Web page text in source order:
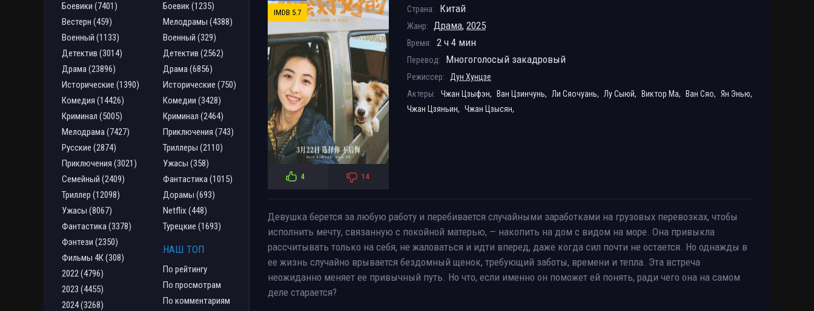
IMDB 5.7
4 14
Страна: Китай
Жанр: Драма, 2025
Время: 2 ч 4 мин
Перевод: Многоголосый закадровый
Режиссер:
Дун Хунцзе
Актеры:
Чжан Цзыфэн, Ван Цзинчунь, Ли Сяочуань, Лу Сыюй, Виктор Ма, Ван Сяо, Ян Энью,
Чжан Цзяньин, Чжан Цзысян,
Девушка берется за любую работу и перебивается случайными заработками на грузовых перевозках, чтобы
исполнить мечту, связанную с покойной матерью, — накопить на дом с видом на море. Она привыкла
рассчитывать только на себя, не жаловаться и идти вперед, даже когда сил почти не остается. Но однажды в
ее жизнь случайно врывается бездомный щенок, требующий заботы, времени и тепла. Эта встреча
неожиданно меняет ее привычный путь. Но что, если именно он поможет ей понять, ради чего она на самом
деле старается?
Боевики (7401)
Вестерн (459)
Военный (1133)
Детектив (3014)
Драма (23896)
Исторические (1390)
Комедия (14426)
Криминал (5005)
Мелодрама (7427)
Русские (2874)
Приключения (3021)
Семейный (2409)
Триллер (12098)
Ужасы (8067)
Фантастика (3378)
Фэнтези (2350)
Фильмы 4К (308)
2022 (4796)
2023 (4455)
2024 (3268)
Боевик (1235)
Мелодрамы (4388)
Военный (329)
Детектив (2562)
Драма (6856)
Исторические (750)
Комедии (3428)
Криминал (2464)
Приключения (743)
Триллеры (2110)
Ужасы (358)
Фантастика (1015)
Дорамы (693)
Netflix (448)
Турецкие (1693)
НАШ ТОП
По рейтингу
По просмотрам
По комментариям